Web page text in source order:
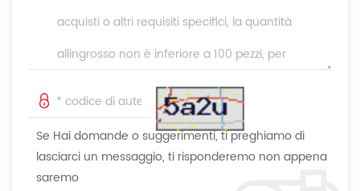
Se Hai domande o suggerimenti, ti preghiamo di
lasciarci un messaggio, ti risponderemo non appena
saremo